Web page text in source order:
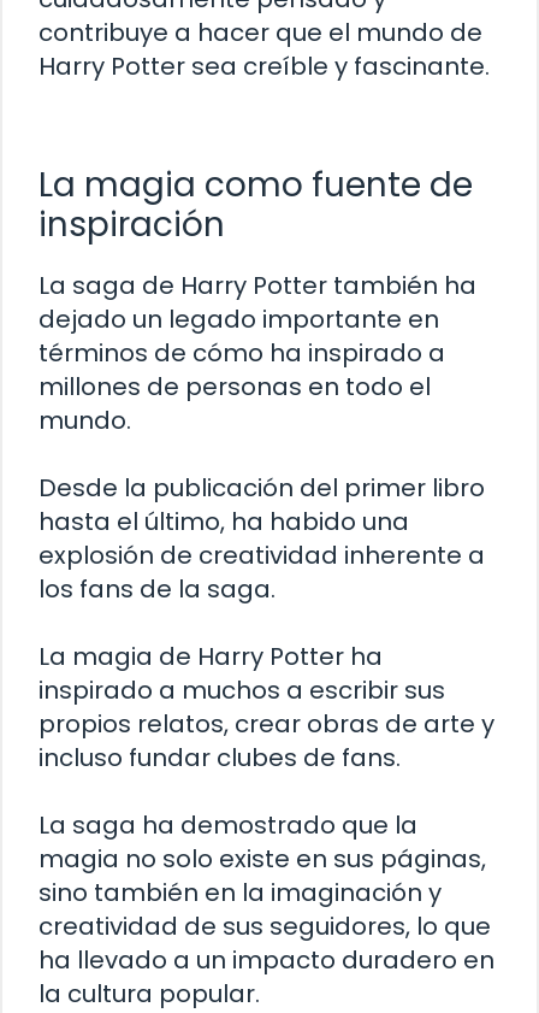
contribuye a hacer que el mundo de
Harry Potter sea creíble y fascinante.
La magia como fuente de
inspiración
La saga de Harry Potter también ha
dejado un legado importante en
términos de cómo ha inspirado a
millones de personas en todo el
mundo.
Desde la publicación del primer libro
hasta el último, ha habido una
explosión de creatividad inherente a
los fans de la saga.
La magia de Harry Potter ha
inspirado a muchos a escribir sus
propios relatos, crear obras de arte y
incluso fundar clubes de fans.
La saga ha demostrado que la
magia no solo existe en sus páginas,
sino también en la imaginación y
creatividad de sus seguidores, lo que
ha llevado a un impacto duradero en
la cultura popular.